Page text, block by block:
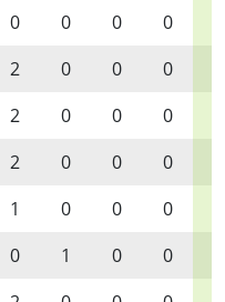
0 0 0 0
2 0 0 0
2 0 0 0
2 0 0 0
1 0 0 0
0 1 0 0